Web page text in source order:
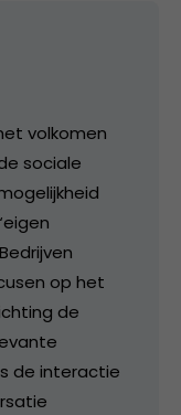
volkomen
sociale
op het
de
de interactie